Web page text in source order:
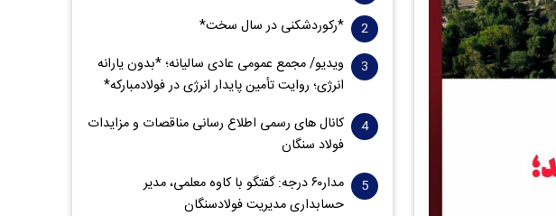
*رکوردشکنی در سال سخت*
ویدیو/ مجمع عمومی عادی سالیانه؛ *بدون یارانه
انرژی؛ روایت تأمین پایدار انرژی در فولادمبارکه*
کانال های رسمی اطلاع رسانی مناقصات و مزایدات
فولاد سنگان
مدار‌۶٠ درجه: گفتگو با کاوه معلمی، مدیر
حسابداری مدیریت فولادسنگان